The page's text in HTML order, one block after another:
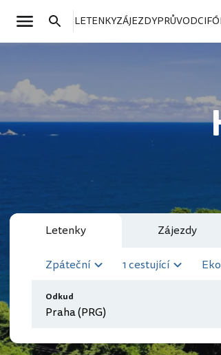
LETENKYZÁJEZDYPRŮVODCI
Letenky Zájezdy
Zpáteční 1 cestující
Odkud